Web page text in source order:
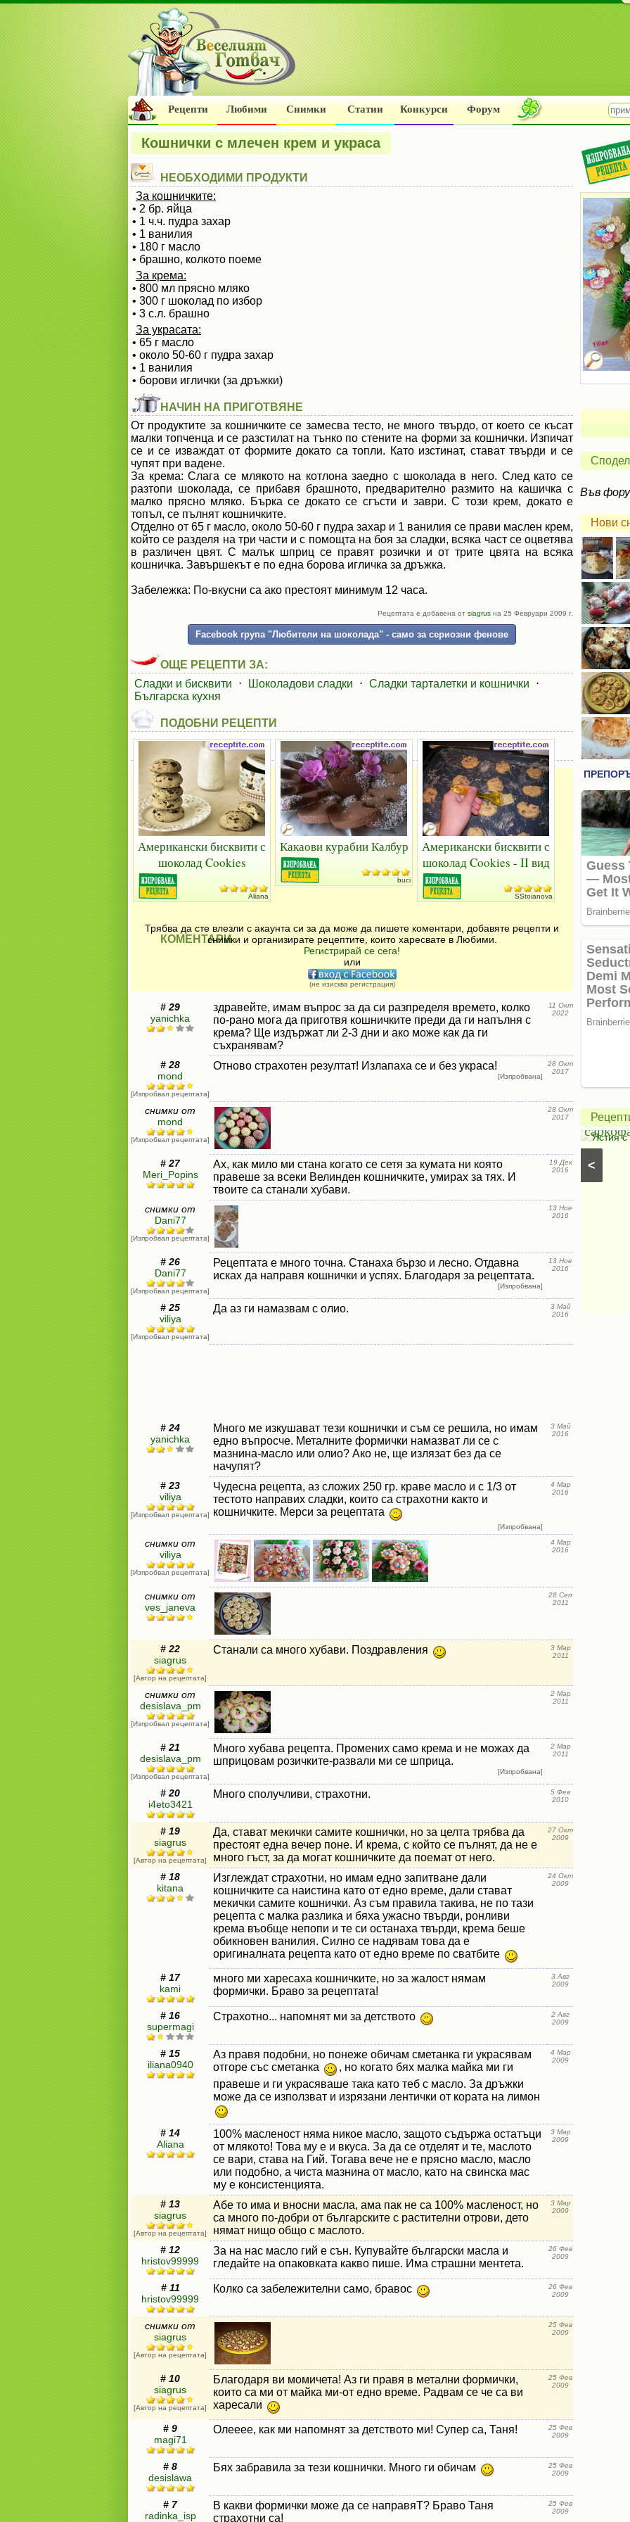
Рецепти Любими Снимки Статии Конкурси Форум
Кошнички с млечен крем и украса
НЕОБХОДИМИ ПРОДУКТИ
За кошничките:
• 2 бр. яйца
• 1 ч.ч. пудра захар
• 1 ванилия
• 180 г масло
• брашно, колкото поеме
За крема:
• 800 мл прясно мляко
• 300 г шоколад по избор
• 3 с.л. брашно
За украсата:
• 65 г масло
• около 50-60 г пудра захар
• 1 ванилия
• борови иглички (за дръжки)
НАЧИН НА ПРИГОТВЯНЕ
От продуктите за кошничките се замесва тесто, не много твърдо, от което се късат
малки топченца и се разстилат на тънко по стените на форми за кошнички. Изпичат
се и се изваждат от формите докато са топли. Като изстинат, стават твърди и се
чупят при вадене.
За крема: Слага се млякото на котлона заедно с шоколада в него. След като се
разтопи шоколада, се прибавя брашното, предварително размито на кашичка с
малко прясно мляко. Бърка се докато се сгъсти и заври. С този крем, докато е
топъл, се пълнят кошничките.
Отделно от 65 г масло, около 50-60 г пудра захар и 1 ванилия се прави маслен крем,
който се разделя на три части и с помощта на боя за сладки, всяка част се оцветява
в различен цвят. С малък шприц се правят розички и от трите цвята на всяка
кошничка. Завършекът е по една борова игличка за дръжка.
Забележка: По-вкусни са ако престоят минимум 12 часа.
Рецептата е добавена от siagrus на 25 Февруари 2009 г.
Facebook група "Любители на шоколада" - само за сериозни фенове
ОЩЕ РЕЦЕПТИ ЗА:
Сладки и бисквити
⋅ Шоколадови сладки ⋅ Сладки тарталетки и кошнички
⋅
Българска кухня
ПОДОБНИ РЕЦЕПТИ
Американски бисквити с
шоколад Cookies
Aliana
Какаови курабии Калбур
buci
Американски бисквити с
шоколад Cookies - II вид
SStoianova
КОМЕНТАРИ
Трябва да сте влезли с акаунта си за да може да пишете коментари, добавяте рецепти и
снимки и организирате рецептите, които харесвате в Любими.
Регистрирай се сега!
или
(не изисква регистрация)
# 29
yanichka
здравейте, имам въпрос за да си разпределя времето, колко
по-рано мога да приготвя кошничките преди да ги напълня с
крема? Ще издържат ли 2-3 дни и ако може как да ги
съхранявам?
11 Окт
2022
# 28
mond
[Изпробвал рецептата]
Отново страхотен резултат! Излапаха се и без украса!
[Изпробвана]
28 Окт
2017
снимки от
mond
[Изпробвал рецептата]
28 Окт
2017
# 27
Meri_Popins
Ах, как мило ми стана когато се сетя за кумата ни която
правеше за всеки Велинден кошничките, умирах за тях. И
твоите са станали хубави.
19 Дек
2016
снимки от
Dani77
[Изпробвал рецептата]
13 Ное
2016
# 26
Dani77
[Изпробвал рецептата]
Рецептата е много точна. Станаха бързо и лесно. Отдавна
исках да направя кошнички и успях. Благодаря за рецептата.
[Изпробвана]
13 Ное
2016
# 25
viliya
[Изпробвал рецептата]
Да аз ги намазвам с олио.
3 Май
2016
# 24
yanichka
Много ме изкушават тези кошнички и съм се решила, но имам
едно въпросче. Металните формички намазват ли се с
мазнина-масло или олио? Ако не, ще излязат без да се
начупят?
3 Май
2016
# 23
viliya
[Изпробвал рецептата]
Чудесна рецепта, аз сложих 250 гр. краве масло и с 1/3 от
тестото направих сладки, които са страхотни както и
кошничките. Мерси за рецептата
[Изпробвана]
4 Мар
2016
снимки от
viliya
[Изпробвал рецептата]
4 Мар
2016
снимки от
ves_janeva
28 Сеп
2011
# 22
siagrus
[Автор на рецептата]
Станали са много хубави. Поздравления
3 Мар
2011
снимки от
desislava_pm
[Изпробвал рецептата]
2 Мар
2011
# 21
desislava_pm
[Изпробвал рецептата]
Много хубава рецепта. Промених само крема и не можах да
шприцовам розичките-развали ми се шприца.
[Изпробвана]
2 Мар
2011
# 20
i4eto3421
Много сполучливи, страхотни.
5 Фев
2010
# 19
siagrus
[Автор на рецептата]
Да, стават мекички самите кошнички, но за целта трябва да
престоят една вечер поне. И крема, с който се пълнят, да не е
много гъст, за да могат кошничките да поемат от него.
27 Окт
2009
# 18
kitana
Изглеждат страхотни, но имам едно запитване дали
кошничките са наистина като от едно време, дали стават
мекички самите кошнички. Аз съм правила такива, не по тази
рецепта с малка разлика и бяха ужасно твърди, ронливи
крема въобще непопи и те си останаха твърди, крема беше
обикновен ванилия. Силно се надявам това да е
оригиналната рецепта като от едно време по сватбите
24 Окт
2009
# 17
kami
много ми харесаха кошничките, но за жалост нямам
формички. Браво за рецептата!
3 Авг
2009
# 16
supermagi
Страхотно... напомнят ми за детството
2 Авг
2009
# 15
iliana0940
Аз правя подобни, но понеже обичам сметанка ги украсявам
отгоре със сметанка
, но когато бях малка майка ми ги
правеше и ги украсяваше така като теб с масло. За дръжки
може да се използват и изрязани лентички от кората на лимон
4 Мар
2009
# 14
Aliana
100% масленост няма никое масло, защото съдържа остатъци
от млякото! Това му е и вкуса. За да се отделят и те, маслото
се вари, става на Гий. Тогава вече не е прясно масло, масло
или подобно, а чиста мазнина от масло, като на свинска мас
му е консистенцията.
3 Мар
2009
# 13
siagrus
[Автор на рецептата]
Абе то има и вносни масла, ама пак не са 100% масленост, но
са много по-добри от българските с растителни отрови, дето
нямат нищо общо с маслото.
3 Мар
2009
# 12
hristov99999
За на нас масло гий е сън. Купувайте български масла и
гледайте на опаковката какво пише. Има страшни ментета.
26 Фев
2009
# 11
hristov99999
Колко са забележителни само, бравос
26 Фев
2009
снимки от
siagrus
[Автор на рецептата]
25 Фев
2009
# 10
siagrus
[Автор на рецептата]
Благодаря ви момичета! Аз ги правя в метални формички,
които са ми от майка ми-от едно време. Радвам се че са ви
харесали
25 Фев
2009
# 9
magi71
Олееее, как ми напомнят за детството ми! Супер са, Таня!
25 Фев
2009
# 8
desislawa
Бях забравила за тези кошнички. Много ги обичам
25 Фев
2009
# 7
radinka_isp
В какви формички може да се направяТ? Браво Таня
страхотни са!
25 Фев
2009
Във
Нови
<
Крем
с
чиа
десерти⋅Вегански десерти⋅Кремове, парфета и
желета ⋅Ягодови кремове⋅Кремове с горски
плодове
пиле
в
Ястия